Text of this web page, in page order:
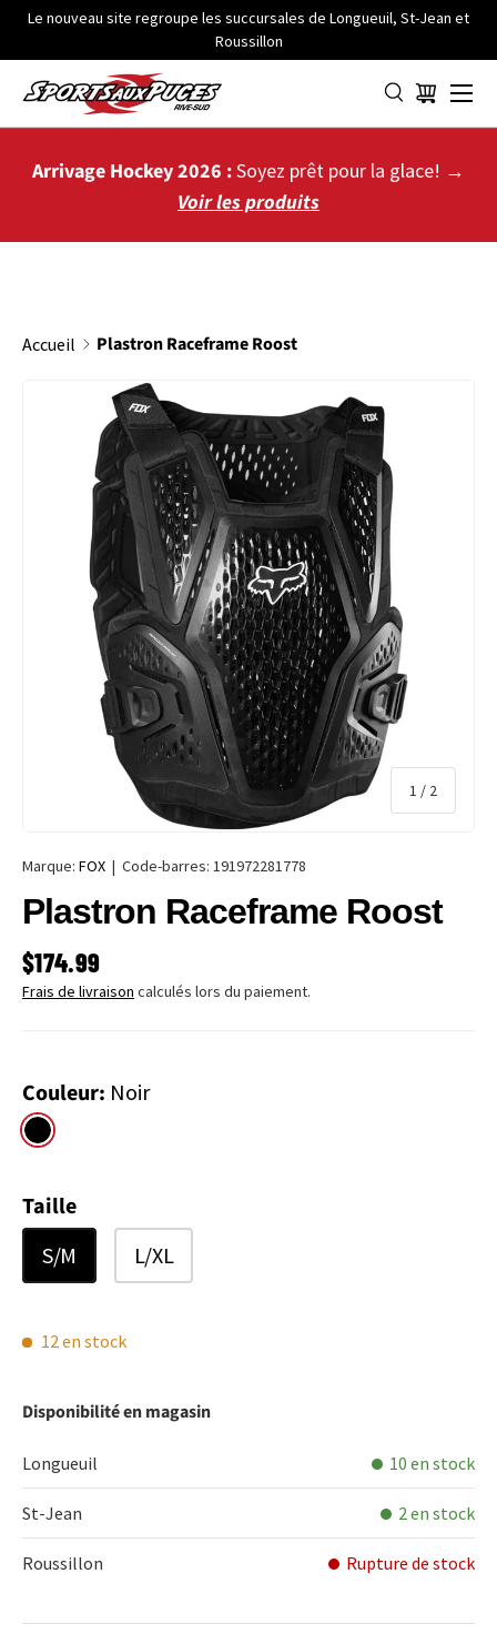
ALLER AU CONTENU
Le nouveau site regroupe les succursales de Longueuil, St-Jean et
Roussillon
Panier
Menu
Arrivage Hockey 2026 :Soyez prêt pour la glace! →
Voir les produits
Accueil Plastron Raceframe Roost
PASSER AUX INFORMATIONS PRODUITS
1 / de
2
Marque: FOX | Code-barres: 191972281778
Plastron Raceframe Roost
PRIX HABITUEL
$174.99
Frais de livraison calculés lors du paiement.
Couleur: Noir
Noir
Taille
S/M L/XL
12 en stock
Disponibilité en magasin
Longueuil 10 en stock
St-Jean 2 en stock
Roussillon Rupture de stock